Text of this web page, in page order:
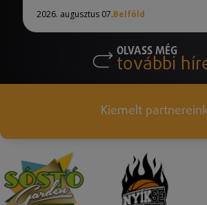
2026. augusztus 07.Belföld
OLVASS MÉG
további
Kiemelt